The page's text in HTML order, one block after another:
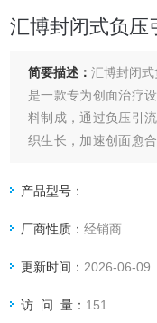
汇博封闭式负压
简要描述：汇博封闭
是一款专为创面治疗
料制成，通过负压引
织生长，加速创面愈
各类急慢性创面的治
产品型号：
厂商性质：经销商
更新时间： 2026-06-09
访 问 量： 151